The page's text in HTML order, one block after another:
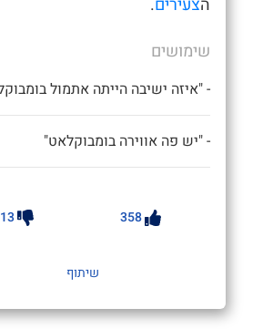
הצעירים.
שימושים
- "איזה ישיבה הייתה אתמול
- "יש פה אווירה בומבוקלאט"
358
שיתוף